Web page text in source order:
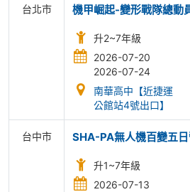
台北市 機甲崛起-變形戰隊總動
升2~7年級
2026-07-20
2026-07-24
南華高中【近捷運
公館站4號出口】
台中市 SHA-PA無人機百變五
升1~7年級
2026-07-13